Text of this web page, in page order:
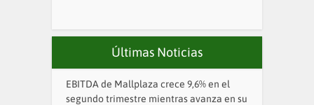
Últimas Noticias
EBITDA de Mallplaza crece 9,6% en el
segundo trimestre mientras avanza en su